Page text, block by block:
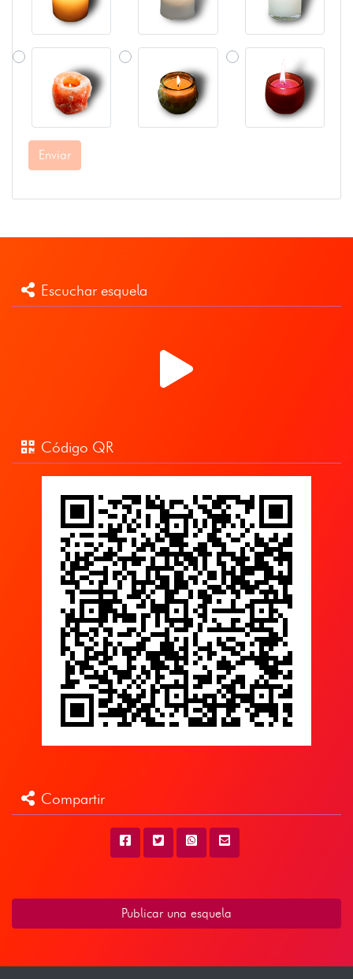
Enviar
Escuchar esquela
Código QR
Compartir
Publicar una esquela